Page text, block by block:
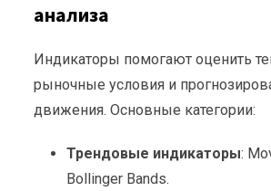
анализа
Индикаторы помогают оценить
рыночные условия и
движения. Основные категории:
Трендовые индикаторы:
Bollinger Bands.